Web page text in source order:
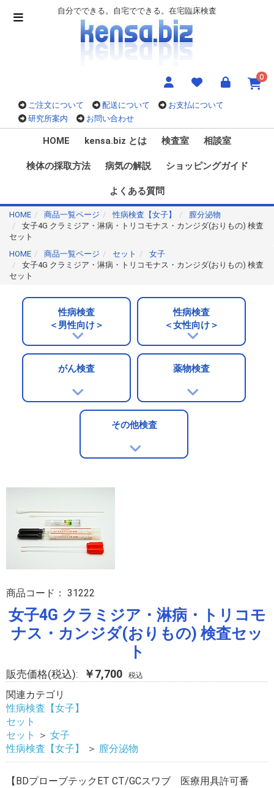
自分でできる。自宅でできる。在宅臨床検査
0
ご注文について 配送について
お支払について
研究所案内
お問い合わせ
HOME kensa.biz とは 検査室 相談室
検体の採取方法 病気の解説 ショッピングガイド
よくある質問
HOME 商品一覧ページ 性病検査【女子】
膣分泌物
女子4G クラミジア・淋病・トリコモナス・カンジダ(おりもの) 検査
セット
HOME
商品一覧ページ セット
女子
女子4G クラミジア・淋病・トリコモナス・カンジダ(おりもの) 検査
セット
性病検査
＜男性向け＞
性病検査
＜女性向け＞
がん検査 薬物検査
その他検査
商品コード： 31222
女子4G クラミジア・淋病・トリコモ
ナス・カンジダ(おりもの) 検査セッ
ト
販売価格(税込): ￥7,700 税込
関連カテゴリ
性病検査【女子】
セット
セット
＞ 女子
性病検査【女子】
＞ 膣分泌物
【BDプローブテックET CT/GCスワブ 医療用具許可番